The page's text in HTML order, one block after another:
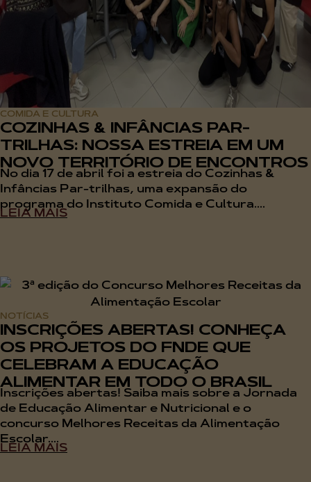
COMIDA E CULTURA
COZINHAS & INFÂNCIAS PAR-
TRILHAS: NOSSA ESTREIA EM UM
NOVO TERRITÓRIO DE ENCONTROS
No dia 17 de abril foi a estreia do Cozinhas &
Infâncias Par-trilhas, uma expansão do
programa do Instituto Comida e Cultura....
LEIA MAIS
NOTÍCIAS
INSCRIÇÕES ABERTAS! CONHEÇA
OS PROJETOS DO FNDE QUE
CELEBRAM A EDUCAÇÃO
ALIMENTAR EM TODO O BRASIL
Inscrições abertas! Saiba mais sobre a Jornada
de Educação Alimentar e Nutricional e o
concurso Melhores Receitas da Alimentação
Escolar....
LEIA MAIS